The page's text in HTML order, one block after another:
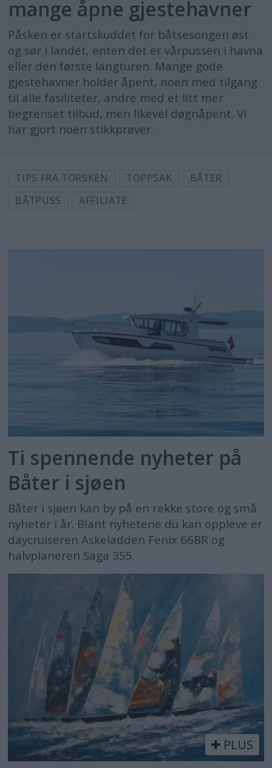
mange åpne gjestehavner
Påsken er startskuddet for båtsesongen øst
og sør i landet, enten det er vårpussen i havna
eller den første langturen. Mange gode
gjestehavner holder åpent, noen med tilgang
til alle fasiliteter, andre med et litt mer
begrenset tilbud, men likevel døgnåpent. Vi
har gjort noen stikkprøver.
TIPS FRA TORSKEN TOPPSAK
BÅTER
BÅTPUSS
AFFILIATE
Ti spennende nyheter på
Båter i sjøen
Båter i sjøen kan by på en rekke store og små
nyheter i år. Blant nyhetene du kan oppleve er
daycruiseren Askeladden Fenix 66BR og
halvplaneren Saga 355.
PLUS